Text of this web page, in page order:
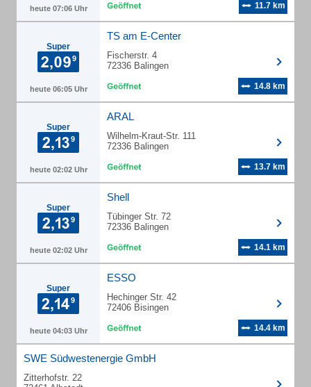
heute 07:06 Uhr 11.7 km
Super
heute 06:05 Uhr
TS am E-Center
Fischerstr. 4
72336 Balingen
14.8 km
Super
heute 02:02 Uhr
ARAL
Wilhelm-Kraut-Str. 111
72336 Balingen
13.7 km
Super
heute 02:02 Uhr
Shell
Tübinger Str. 72
72336 Balingen
14.1 km
Super
heute 04:03 Uhr
ESSO
Hechinger Str. 42
72406 Bisingen
14.4 km
SWE Südwestenergie GmbH
Zitterhofstr. 22